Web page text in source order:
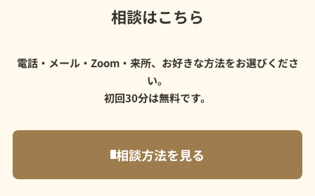
相談はこちら
電話・メール・Zoom・来所、お好きな方法をお選びくださ
い。
初回30分は無料です。
相談方法を見る